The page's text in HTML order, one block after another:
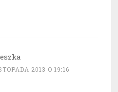
2013 O 19:16